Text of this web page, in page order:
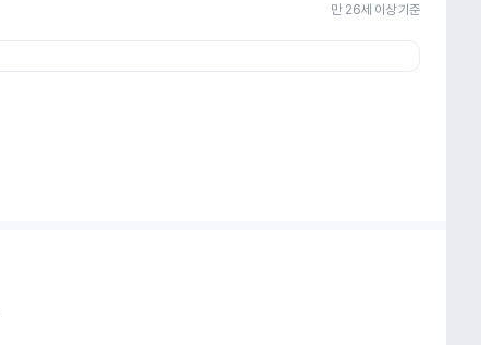
만 26세 이상 기준